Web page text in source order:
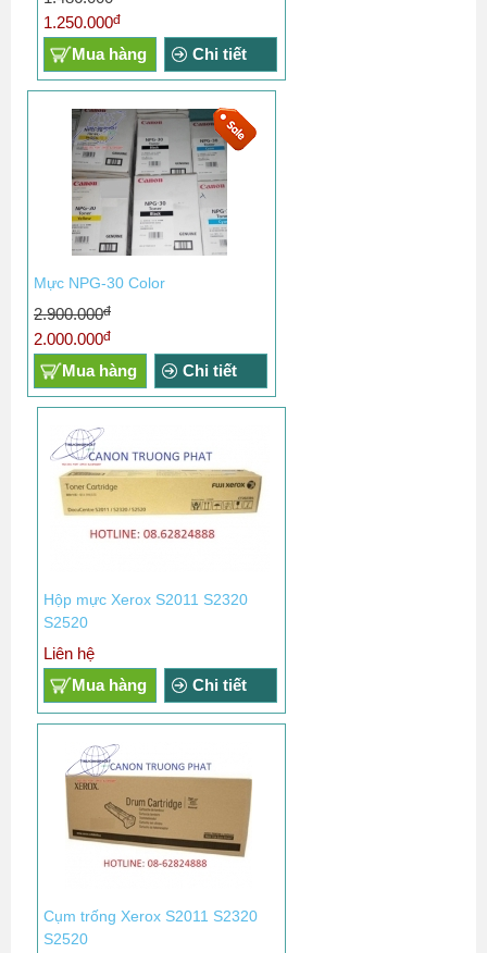
1.250.000đ
Mua hàng Chi tiết
Mực NPG-30 Color
2.900.000đ
2.000.000đ
Mua hàng Chi tiết
Hộp mực Xerox S2011 S2320
S2520
Liên hệ
Mua hàng
Chi tiết
Cụm trống Xerox S2011 S2320
S2520